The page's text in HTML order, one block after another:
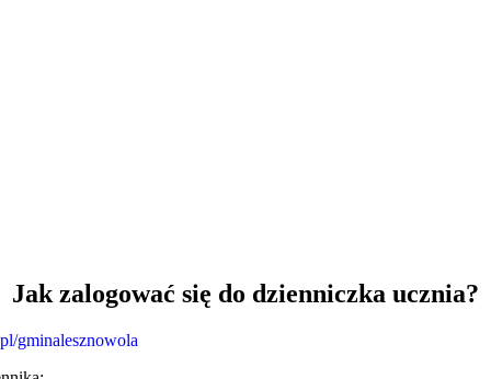
Jak zalogować się do dzienniczka ucznia?
gminalesznowola